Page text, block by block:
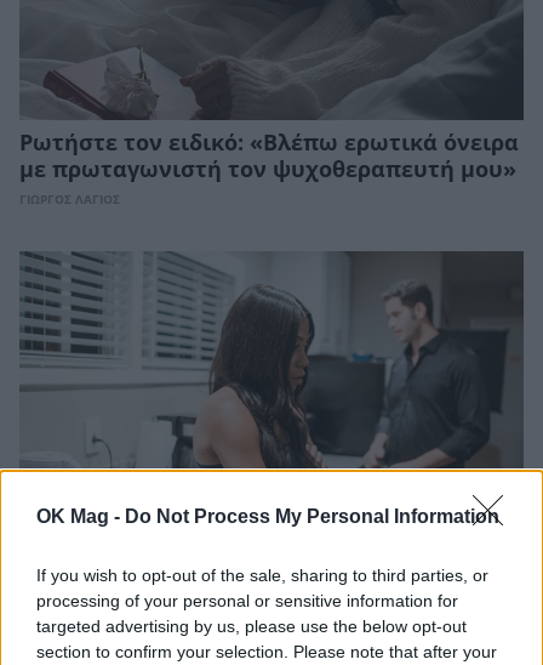
OK Mag - Do Not Process My Personal Information
If you wish to opt-out of the sale, sharing to third parties, or
processing of your personal or sensitive information for
targeted advertising by us, please use the below opt-out
section to confirm your selection. Please note that after your
Ρωτήστε τον ειδικό: «Βλέπω ερωτικά όνειρα
με πρωταγωνιστή τον ψυχοθεραπευτή μου»
ΓΙΩΡΓΟΣ ΛΑΓΙΟΣ
Ρωτήστε τον ειδικό: «Είχα κρυφή σχέση με
τον γιο του πατριού μου»
ΓΙΩΡΓΟΣ ΛΑΓΙΟΣ